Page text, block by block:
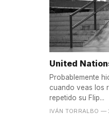
United
Probablemente
cuando veas los
repetido su Flip...
IVÁN TORRALBO —